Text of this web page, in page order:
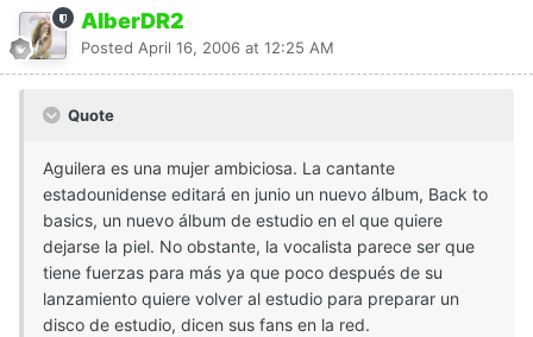
AlberDR2
Posted April 16, 2006 at 12:25 AM
Quote
Aguilera es una mujer ambiciosa. La cantante
estadounidense editará en junio un nuevo álbum, Back to
basics, un nuevo álbum de estudio en el que quiere
dejarse la piel. No obstante, la vocalista parece ser que
tiene fuerzas para más ya que poco después de su
lanzamiento quiere volver al estudio para preparar un
disco de estudio, dicen sus fans en la red.